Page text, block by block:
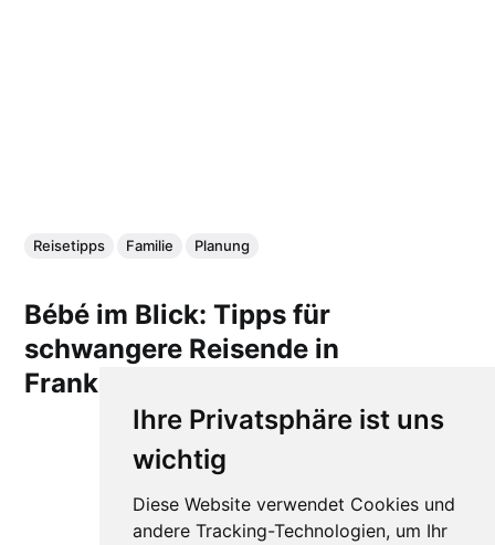
Ihre Privatsphäre ist uns
wichtig
Diese Website verwendet Cookies und
andere Tracking-Technologien, um Ihr
Reisetipps Familie Planung
Bébé im Blick: Tipps für
schwangere Reisende in
Frankreich